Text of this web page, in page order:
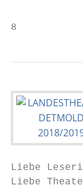
8
Liebe
Liebe